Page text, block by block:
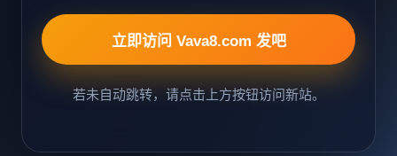
立即访问 Vava8.com 发吧
若未自动跳转，请点击上方按钮访问新站。